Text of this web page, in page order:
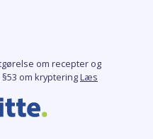
om recepter og
om krypteringLæs